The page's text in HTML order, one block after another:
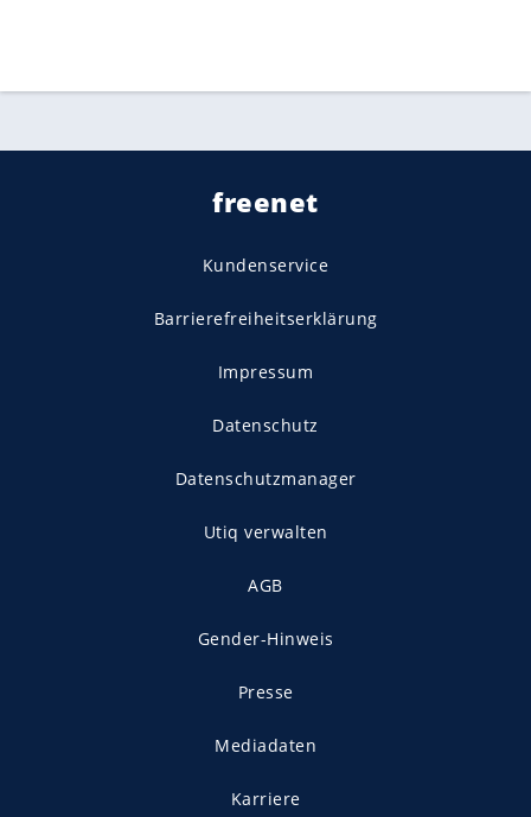
freenet
Kundenservice
Barrierefreiheitserklärung
Impressum
Datenschutz
Datenschutzmanager
Utiq verwalten
AGB
Gender-Hinweis
Presse
Mediadaten
Karriere